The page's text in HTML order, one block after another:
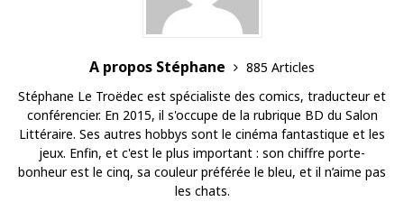
A propos Stéphane
885 Articles
Stéphane Le Troëdec est spécialiste des comics, traducteur et
conférencier. En 2015, il s'occupe de la rubrique BD du Salon
Littéraire. Ses autres hobbys sont le cinéma fantastique et les
jeux. Enfin, et c'est le plus important : son chiffre porte-
bonheur est le cinq, sa couleur préférée le bleu, et il n’aime pas
les chats.